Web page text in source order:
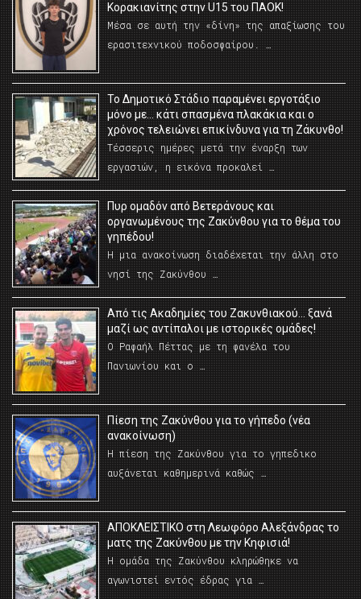
Κορακιανίτης στην U15 του ΠΑΟΚ!
Μέσα σε αυτή την «δίνη» της απαξίωσης του
ερασιτεχνικού ποδοσφαίρου. …
Το Δημοτικό Στάδιο παραμένει εργοτάξιο
μόνο με… κάτι σπασμένα πλακάκια και ο
χρόνος τελειώνει επικίνδυνα για τη Ζάκυνθο!
Τέσσερις ημέρες μετά την έναρξη των
εργασιών, η εικόνα προκαλεί …
Πυρ ομαδόν από Βετεράνους και
οργανωμένους της Ζακύνθου για το θέμα του
γηπέδου!
Η μια ανακοίνωση διαδέχεται την άλλη στο
νησί της Ζακύνθου …
Από τις Ακαδημίες του Ζακυνθιακού… ξανά
μαζί ως αντίπαλοι με ιστορικές ομάδες!
Ο Ραφαήλ Πέττας με τη φανέλα του
Πανιωνίου και ο …
Πίεση της Ζακύνθου για το γήπεδο (νέα
ανακοίνωση)
Η πίεση της Ζακύνθου για το γηπεδικο
αυξάνεται καθημερινά καθώς …
AΠΟΚΛΕΙΣΤΙΚΟ στη Λεωφόρο Αλεξάνδρας το
ματς της Ζακύνθου με την Κηφισιά!
Η ομάδα της Ζακύνθου κληρώθηκε να
αγωνιστεί εντός έδρας για …